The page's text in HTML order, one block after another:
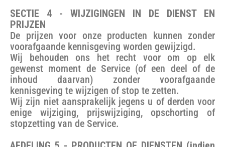
SECTIE 4 - WIJZIGINGEN IN DE DIENST EN
PRIJZEN
De prijzen voor onze producten kunnen zonder
voorafgaande kennisgeving worden gewijzigd.
Wij behouden ons het recht voor om op elk
gewenst moment de Service (of een deel of de
inhoud daarvan) zonder voorafgaande
kennisgeving te wijzigen of stop te zetten.
Wij zijn niet aansprakelijk jegens u of derden voor
enige wijziging, prijswijziging, opschorting of
stopzetting van de Service.